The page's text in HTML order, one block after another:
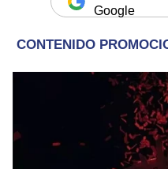
Google